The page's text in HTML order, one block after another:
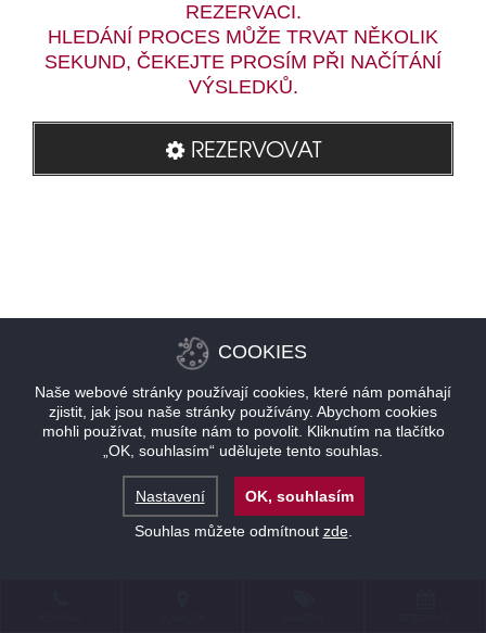
REZERVACI.
HLEDÁNÍ PROCES MŮŽE TRVAT NĚKOLIK
SEKUND, ČEKEJTE PROSÍM PŘI NAČÍTÁNÍ
VÝSLEDKŮ.
REZERVOVAT
COOKIES
Naše webové stránky používají cookies, které nám pomáhají
zjistit, jak jsou naše stránky používány. Abychom cookies
mohli používat, musíte nám to povolit. Kliknutím na tlačítko
„OK, souhlasím“ udělujete tento souhlas.
Nastavení
OK, souhlasím
Souhlas můžete odmítnout zde.